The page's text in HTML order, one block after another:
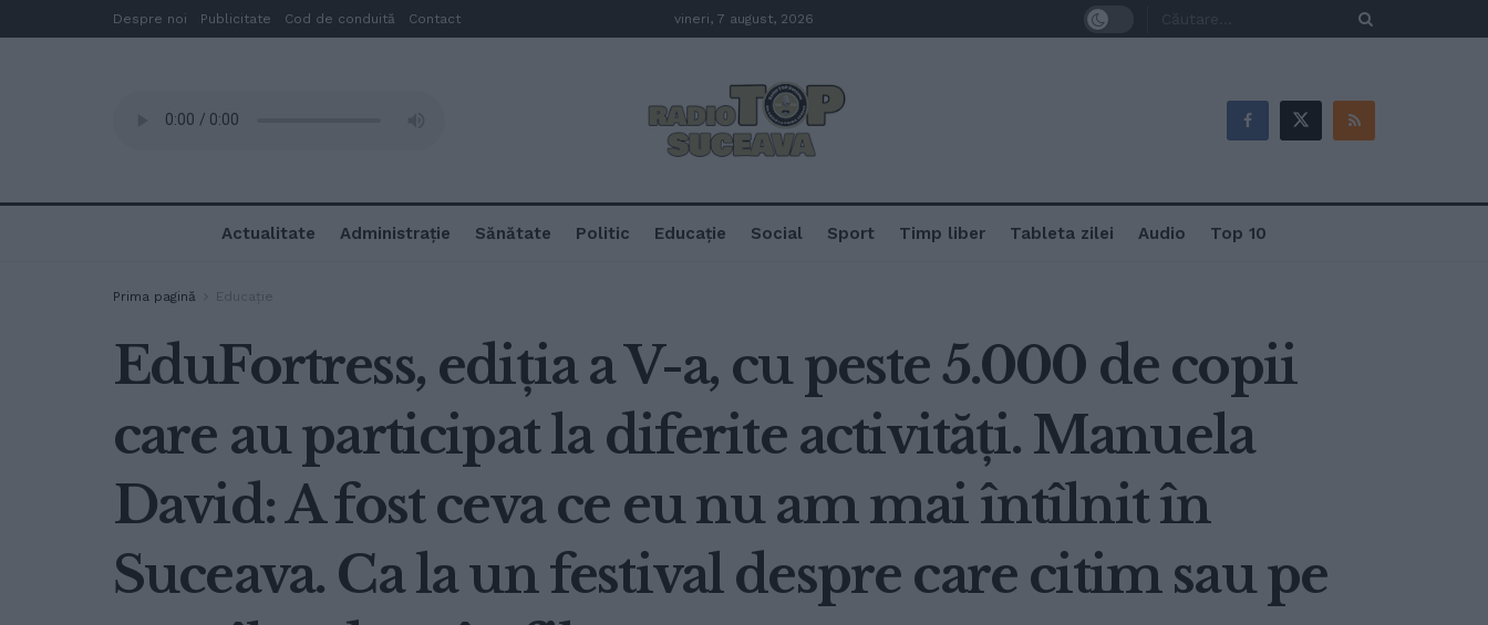
Despre noi Publicitate Cod de conduită Contact vineri, 7 august, 2026
Actualitate Administrație Sănătate Politic Educație Social Sport Timp liber Tableta zilei Audio Top 10
Prima pagină Educație
EduFortress, ediția a V-a, cu peste 5.000 de copii
care au participat la diferite activități. Manuela
David: A fost ceva ce eu nu am mai întîlnit în
Suceava. Ca la un festival despre care citim sau pe